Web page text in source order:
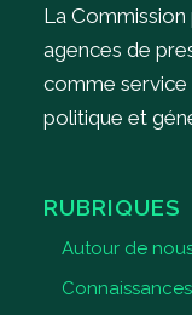
La
agences de
comme service
politique et
RUBRIQUES
Autour de
Connaissances